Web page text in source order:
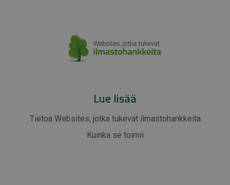
Lue lisää
Tietoa Websites, jotka tukevat ilmastohankkeita
Kuinka se toimii